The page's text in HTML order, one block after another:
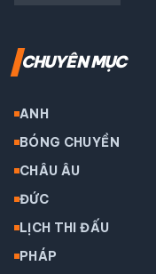
CHUYÊN MỤC
ANH
BÓNG CHUYỀN
CHÂU ÂU
ĐỨC
LỊCH THI ĐẤU
PHÁP